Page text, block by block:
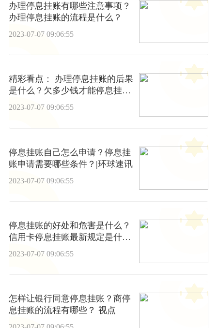
办理停息挂账有哪些注意事项？
办理停息挂账的流程是什么？
2023-07-07 09:06:55
精彩看点： 办理停息挂账的后果
是什么？欠多少钱才能停息挂
账？
2023-07-07 09:06:55
停息挂账自己怎么申请？停息挂
账申请需要哪些条件？|环球速讯
2023-07-07 09:06:55
停息挂账的好处和危害是什么？
信用卡停息挂账最新规定是什
2023-07-07 09:06:55
怎样让银行同意停息挂账？商停
息挂账的流程有哪些？ 视点